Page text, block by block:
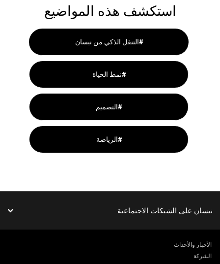
استكشف هذه المواضيع
التنقل الذكي من نيسان#
نمط الحياة#
التصميم#
الرياضة#
نيسان على الشبكات الاجتماعية
الأخبار والأحداث
الشركة